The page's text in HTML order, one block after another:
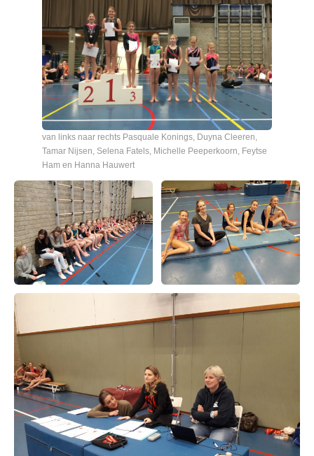
van links naar rechts Pasquale Konings, Duyna Cleeren,
Tamar Nijsen, Selena Fatels, Michelle Peeperkoorn, Feytse
Ham en Hanna Hauwert